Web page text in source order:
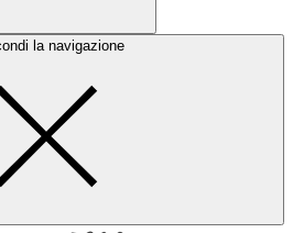
la navigazione